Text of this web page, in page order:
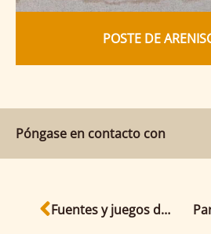
POSTE DE
Póngase en contacto con
Fuentes y juegos de agua